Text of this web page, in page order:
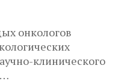
онкологов
клинического